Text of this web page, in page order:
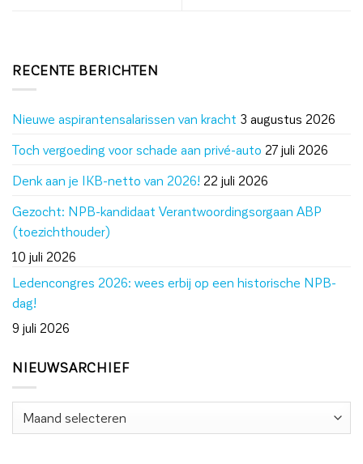
RECENTE BERICHTEN
Nieuwe aspirantensalarissen van kracht 3 augustus 2026
Toch vergoeding voor schade aan privé-auto 27 juli 2026
Denk aan je IKB-netto van 2026! 22 juli 2026
Gezocht: NPB-kandidaat Verantwoordingsorgaan ABP
(toezichthouder)
10 juli 2026
Ledencongres 2026: wees erbij op een historische NPB-
dag!
9 juli 2026
NIEUWSARCHIEF
Nieuwsarchief